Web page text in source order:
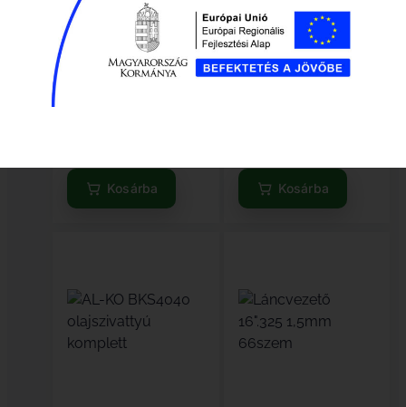
GreenPower vezetőlemez
40cm 60szem 3/8 1.6mm
Kosárba
GreenPower vezetőlemez
38cm 63szem 0.325 1.6mm
Kosárba